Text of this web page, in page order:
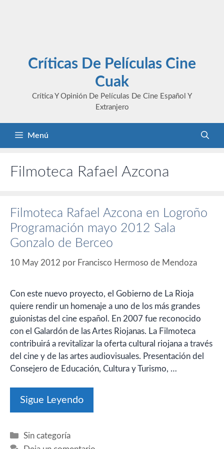
Críticas De Películas Cine
Cuak
Crítica Y Opinión De Películas De Cine Español Y
Extranjero
Menú
Filmoteca Rafael Azcona
Filmoteca Rafael Azcona en Logroño
Programación mayo 2012 Sala
Gonzalo de Berceo
10 May 2012 por Francisco Hermoso de Mendoza
Con este nuevo proyecto, el Gobierno de La Rioja
quiere rendir un homenaje a uno de los más grandes
guionistas del cine español. En 2007 fue reconocido
con el Galardón de las Artes Riojanas. La Filmoteca
contribuirá a revitalizar la oferta cultural riojana a través
del cine y de las artes audiovisuales. Presentación del
Consejero de Educación, Cultura y Turismo, …
Sigue Leyendo
Categorías
Sin categoría